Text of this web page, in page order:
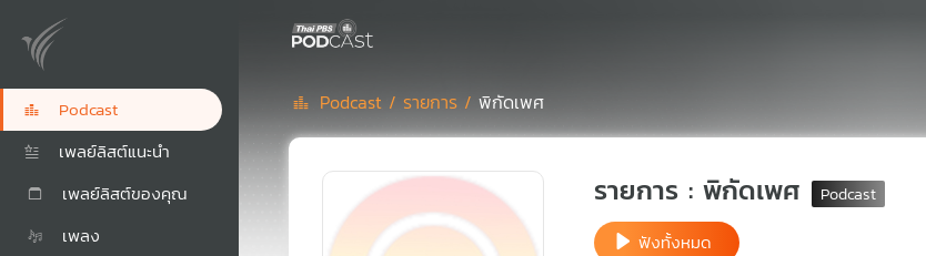
Podcast
เพลย์ลิสต์แนะนำ
เพลย์ลิสต์ของคุณ
เพลง
Podcast /รายการ /พิกัดเพศ
รายการ : พิกัดเพศ
ฟังทั้งหมด